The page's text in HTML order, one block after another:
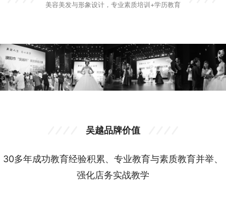
美容美发与形象设计，专业素质培训+学历教育
吴越品牌价值
30多年成功教育经验积累、专业教育与素质教育并举、
强化店务实战教学